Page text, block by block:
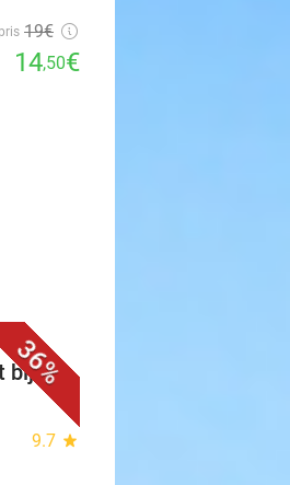
19€
14,50€
36%
bij
9.7 star